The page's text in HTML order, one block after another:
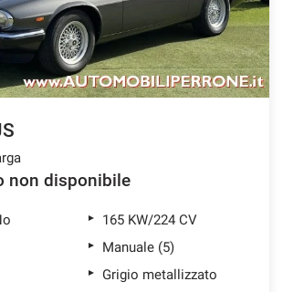
non disponibile
165 KW/224 CV
Manuale (5)
Grigio metallizzato